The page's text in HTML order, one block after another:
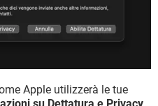
Apple utilizzerà le tue